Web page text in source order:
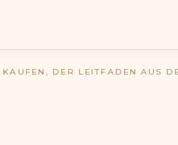
KAUFEN, DER LEITFADEN AUS